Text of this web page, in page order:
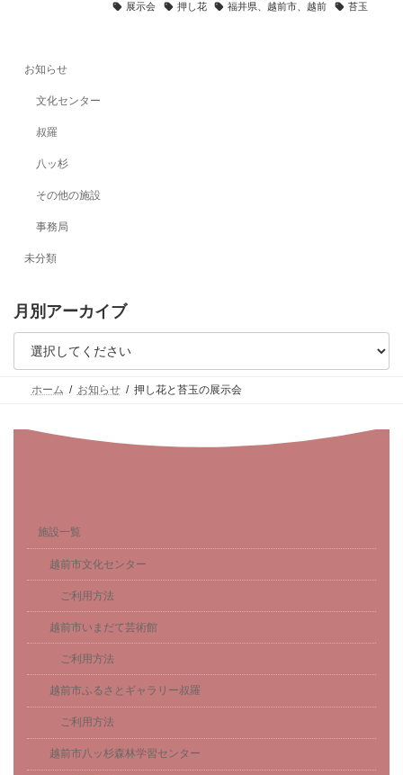
展示会
押し花 福井県、越前市、越前 苔玉
お知らせ
文化センター
叔羅
八ッ杉
その他の施設
事務局
未分類
月別アーカイブ
ホーム お知らせ 押し花と苔玉の展示会
施設一覧
越前市文化センター
ご利用方法
越前市いまだて芸術館
ご利用方法
越前市ふるさとギャラリー叔羅
ご利用方法
越前市八ッ杉森林学習センター